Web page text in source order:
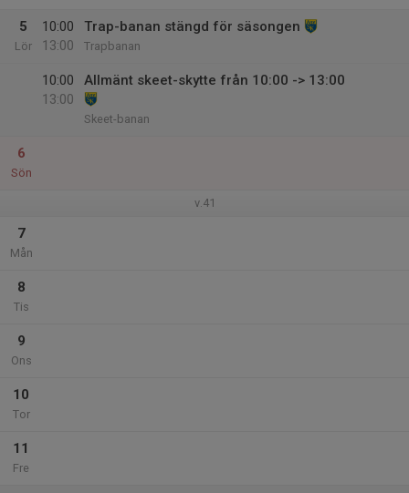
5
Lör
10:00
13:00
Trap-banan stängd för säsongen
Trapbanan
10:00
13:00
Allmänt skeet-skytte från 10:00 -> 13:00
Skeet-banan
6
Sön
v.41
7
Mån
8
Tis
9
Ons
10
Tor
11
Fre